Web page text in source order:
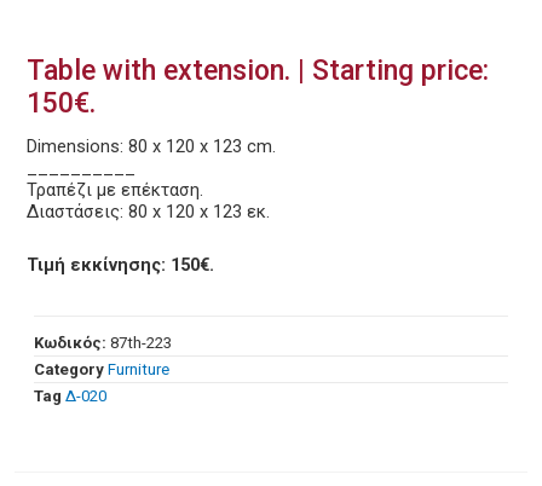
Table with extension. | Starting price:
150€.
Dimensions: 80 x 120 x 123 cm.
Τραπέζι με επέκταση.
Διαστάσεις: 80 x 120 x 123 εκ.
Τιμή εκκίνησης: 150€.
Κωδικός: 87th-223
Category Furniture
Tag Δ-020